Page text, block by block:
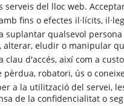
del lloc web.
fins o efectes il·lícits,
qualsevol
eludir o manipular
d'accés, així com a
robatori, ús o
a la utilització del servei,
de la confidencialitat o